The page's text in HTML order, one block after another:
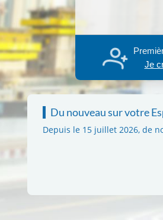
Je
Du nouveau sur votre
Depuis le 15 juillet 2026, de